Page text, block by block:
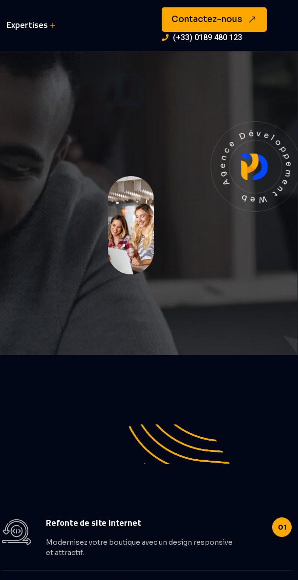
Expertises Contactez-nous
(+33) 0189 480 123
Agence
01
Refonte de site internet
Modernisez votre boutique avec un design responsive
et attractif.